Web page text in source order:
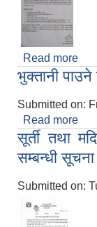
Read more
भुक्तानी पाउने
Submitted on:
Read more
सूर्ती तथा
सम्बन्धी सूचना
Submitted on: